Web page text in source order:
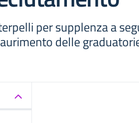
per supplenza a
delle